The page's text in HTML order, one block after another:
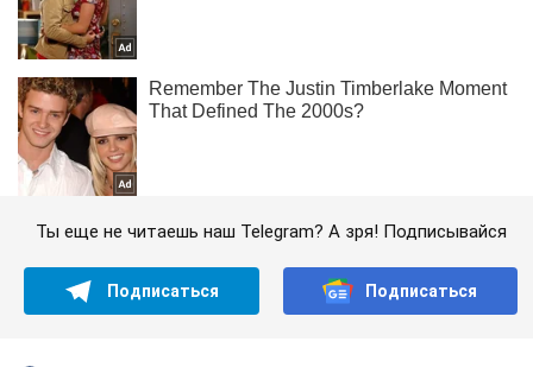
Ты еще не читаешь наш Telegram? А зря! Подписывайся
Подписаться Подписаться